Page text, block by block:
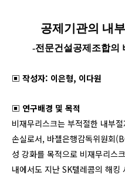
공제기관의 내
-전문건설공제조합의
▣ 작성자: 이은형, 이다원
▣ 연구배경 및 목적
비재무리스크는 부적절한 내부
손실로서, 바젤은행감독위원회
성 강화를 목적으로 비재무리스
내에서도 지난 SK텔레콤의 해